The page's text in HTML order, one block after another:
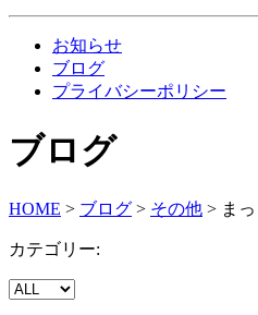
お知らせ
ブログ
プライバシーポリシー
ブログ
HOME > ブログ > その他 > ま
カテゴリー: